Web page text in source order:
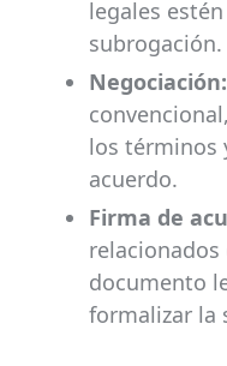
legales
subrogación.
Negociación:
los términos
acuerdo.
Firma de
documento
formalizar la